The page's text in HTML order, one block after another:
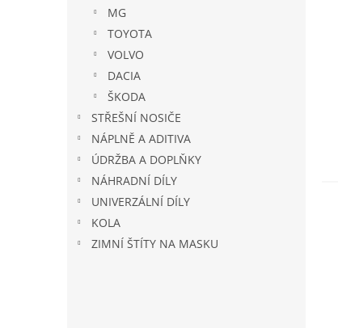
MG
TOYOTA
VOLVO
DACIA
ŠKODA
STŘEŠNÍ NOSIČE
NÁPLNĚ A ADITIVA
ÚDRŽBA A DOPLŇKY
NÁHRADNÍ DÍLY
UNIVERZÁLNÍ DÍLY
KOLA
ZIMNÍ ŠTÍTY NA MASKU